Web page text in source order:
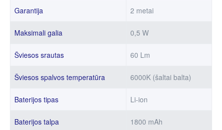
Garantija 2 metai
Maksimali galia 0,5 W
Šviesos srautas 60 Lm
Šviesos spalvos temperatūra 6000K (šaltai balta)
Baterijos tipas Li-ion
Baterijos talpa 1800 mAh